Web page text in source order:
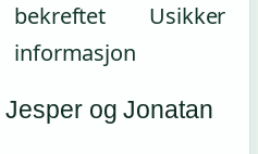
bekreftet
informasjon
Usikker
og Jonatan